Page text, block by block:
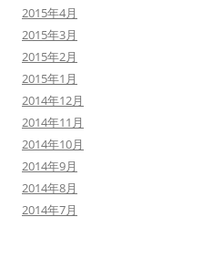
2015年4月
2015年3月
2015年2月
2015年1月
2014年12月
2014年11月
2014年10月
2014年9月
2014年8月
2014年7月